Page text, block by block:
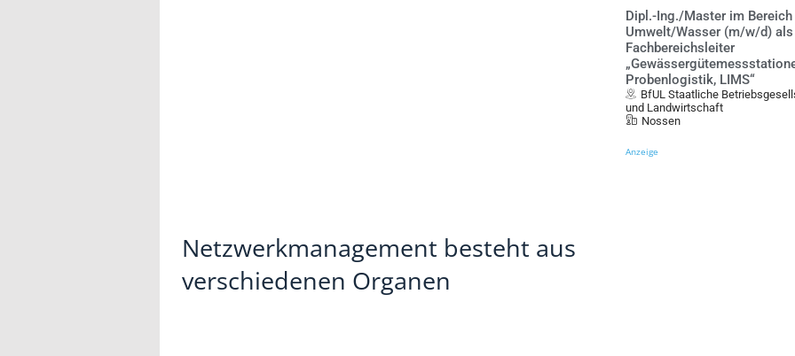
Netzwerkmanagement besteht aus
verschiedenen Organen
Dipl.-Ing./Master im Bereich
Umwelt/Wasser (m/w/d) als
Fachbereichsleiter
Probenlogistik, LIMS“
BfUL Staatliche
und Landwirtschaft
Nossen
Anzeige